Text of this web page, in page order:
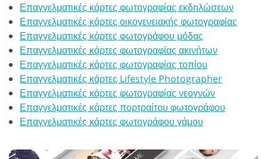
Επαγγελματικές κάρτες φωτογραφίας εκδηλώσεων
Επαγγελματικές κάρτες οικογενειακής φωτογραφίας
Επαγγελματικές κάρτες φωτογράφου μόδας
Επαγγελματικές κάρτες φωτογραφίας ακινήτων
Επαγγελματικές κάρτες φωτογραφίας τοπίου
Επαγγελματικές κάρτες Lifestyle Photographer
Επαγγελματικές κάρτες φωτογραφίας νεογνών
Επαγγελματικές κάρτες πορτραίτου φωτογράφου
Επαγγελματικές κάρτες φωτογράφου γάμου